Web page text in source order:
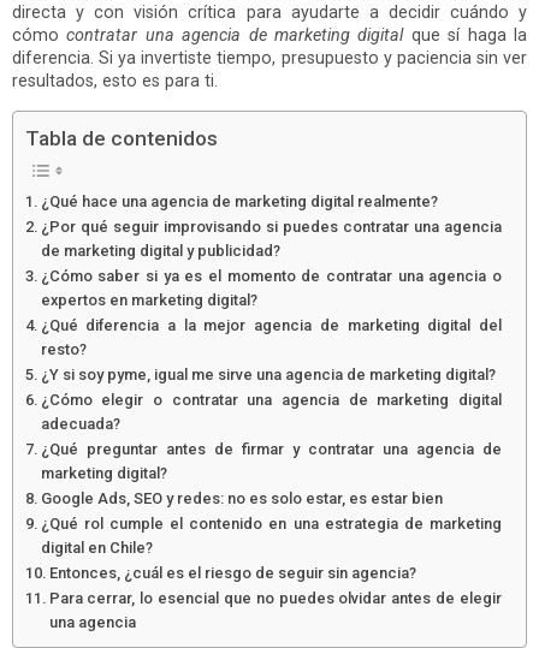
directa y con visión crítica para ayudarte a decidir cuándo y
cómocontratar una agencia de marketing digitalque sí haga la
diferencia. Si ya invertiste tiempo, presupuesto y paciencia sin ver
resultados, esto es para ti.
Tabla de contenidos
¿Qué hace una agencia de marketing digital realmente?
¿Por qué seguir improvisando si puedes contratar una agencia
de marketing digital y publicidad?
¿Cómo saber si ya es el momento de contratar una agencia o
expertos en marketing digital?
¿Qué diferencia a la mejor agencia de marketing digital del
resto?
¿Y si soy pyme, igual me sirve una agencia de marketing digital?
¿Cómo elegir o contratar una agencia de marketing digital
adecuada?
¿Qué preguntar antes de firmar y contratar una agencia de
marketing digital?
Google Ads, SEO y redes: no es solo estar, es estar bien
¿Qué rol cumple el contenido en una estrategia de marketing
digital en Chile?
Entonces, ¿cuál es el riesgo de seguir sin agencia?
Para cerrar, lo esencial que no puedes olvidar antes de elegir
una agencia